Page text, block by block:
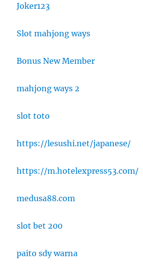
Joker123
Slot mahjong ways
Bonus New Member
mahjong ways 2
slot toto
https://lesushi.net/japanese/
https://m.hotelexpress53.com/
medusa88.com
slot bet 200
paito sdy warna